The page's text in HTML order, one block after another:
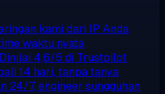
kami dari IP Anda
waktu nyata
Dinilai 4,6/5 di Trustpilot
14 hari, tanpa tanya
24/7, engineer sungguhan